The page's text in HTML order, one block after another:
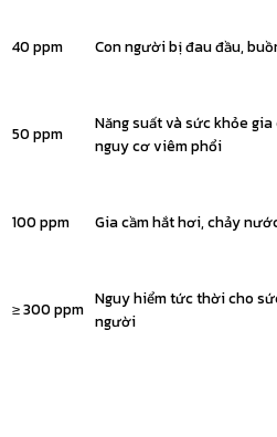
40 ppm Con người bị đau đầu,
50 ppm
Năng suất và sức khỏe
nguy cơ viêm phổi
100 ppm Gia cầm hắt hơi, chảy
≥ 300 ppm Nguy hiểm tức thời cho
người